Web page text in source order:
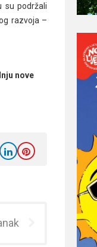
su podržali
razvoja –
nove